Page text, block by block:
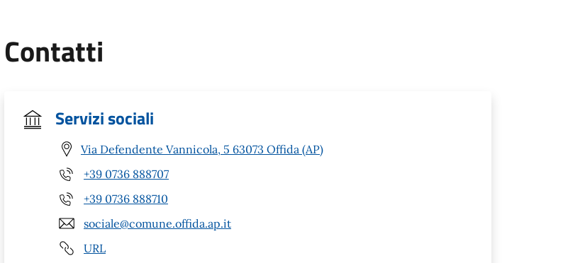
Contatti
Servizi sociali
Via Defendente Vannicola, 5 63073 Offida (AP)
+39 0736 888707
+39 0736 888710
sociale@comune.offida.ap.it
URL